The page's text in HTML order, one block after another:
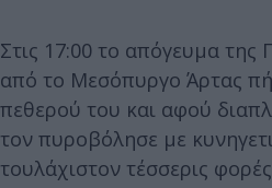
Στις 17:00 το απόγευμα της
από το Μεσόπυργο Άρτας
πεθερού του και αφού
τον πυροβόλησε με
τουλάχιστον τέσσερις